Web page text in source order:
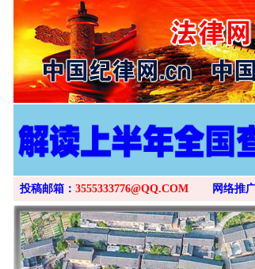
投稿邮箱： 3555333776@QQ.COM 网络推